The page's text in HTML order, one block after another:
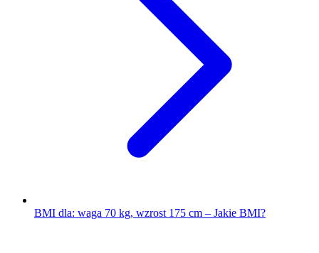
BMI dla: waga 70 kg, wzrost 175 cm – Jakie BMI?